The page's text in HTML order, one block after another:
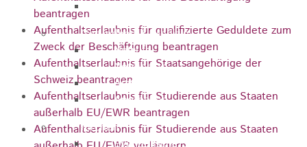
Gesundheit & Medizin
Notrufe
Notdienste
Ärzte
Apotheken
Kirchen
beantragen
Aufenthaltserlaubnis für qualifizierte Geduldete zum
Zweck der Beschäftigung beantragen
Aufenthaltserlaubnis für Staatsangehörige der
Schweiz beantragen
Aufenthaltserlaubnis für Studierende aus Staaten
außerhalb EU/EWR beantragen
Aufenthaltserlaubnis für Studierende aus Staaten